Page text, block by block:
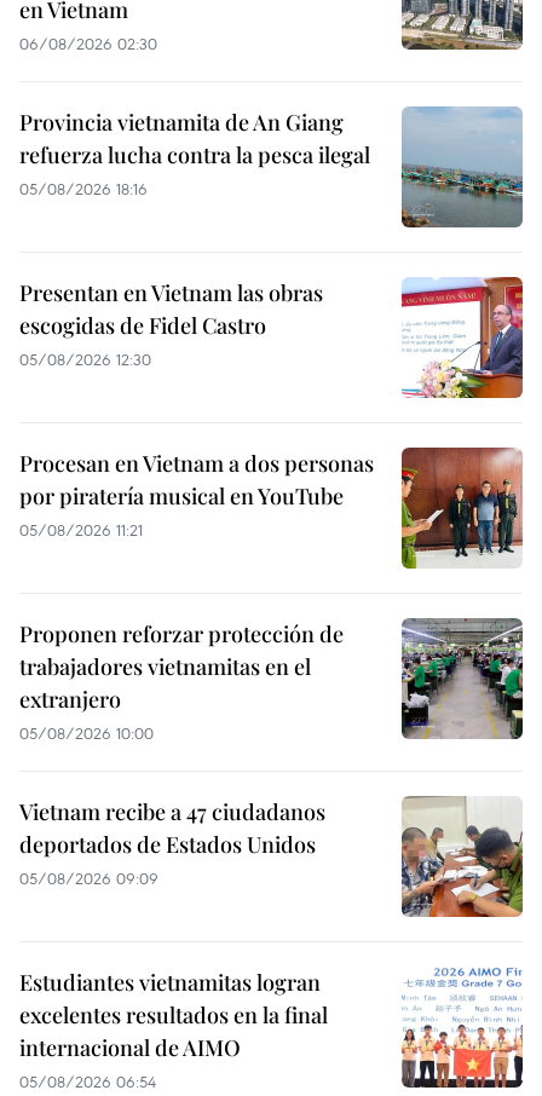
en Vietnam
06/08/2026 02:30
Provincia vietnamita de An Giang
refuerza lucha contra la pesca ilegal
05/08/2026 18:16
Presentan en Vietnam las obras
escogidas de Fidel Castro
05/08/2026 12:30
Procesan en Vietnam a dos personas
por piratería musical en YouTube
05/08/2026 11:21
Proponen reforzar protección de
trabajadores vietnamitas en el
extranjero
05/08/2026 10:00
Vietnam recibe a 47 ciudadanos
deportados de Estados Unidos
05/08/2026 09:09
Estudiantes vietnamitas logran
excelentes resultados en la final
internacional de AIMO
05/08/2026 06:54